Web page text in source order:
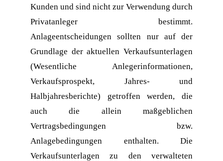
Kunden und sind nicht zur Verwendung durch
Privatanleger bestimmt.
Anlageentscheidungen sollten nur auf der
Grundlage der aktuellen Verkaufsunterlagen
(Wesentliche Anlegerinformationen,
Verkaufsprospekt, Jahres- und
Halbjahresberichte) getroffen werden, die
auch die allein maßgeblichen
Vertragsbedingungen bzw.
Anlagebedingungen enthalten. Die
Verkaufsunterlagen zu den verwalteten